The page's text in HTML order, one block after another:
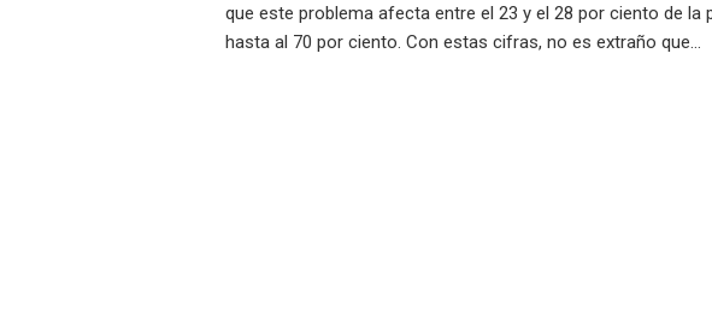
que este problema afecta entre el 23 y el 28 por ciento de
hasta al 70 por ciento. Con estas cifras, no es extraño que…